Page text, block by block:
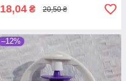
18,04 ₴ 20,50 ₴
–12%